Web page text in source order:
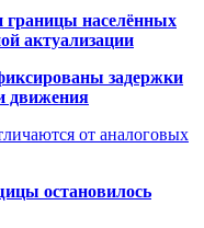
границы населённых
актуализации
задержки
движения
от аналоговых
остановилось